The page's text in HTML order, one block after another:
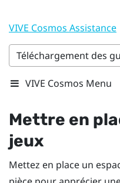
VIVE Cosmos Assistance
Téléchargement des
VIVE Cosmos Menu
Mettre en
jeux
Mettez en place un